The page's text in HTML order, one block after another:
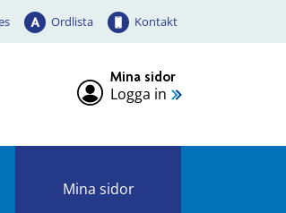
Ordlista Kontakt
Mina sidor
Logga in
Mina sidor